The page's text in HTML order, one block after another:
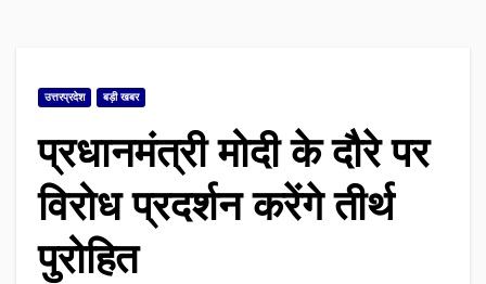
उत्तरप्रदेश बड़ी खबर
प्रधानमंत्री मोदी के दौरे पर
विरोध प्रदर्शन करेंगे तीर्थ
पुरोहित